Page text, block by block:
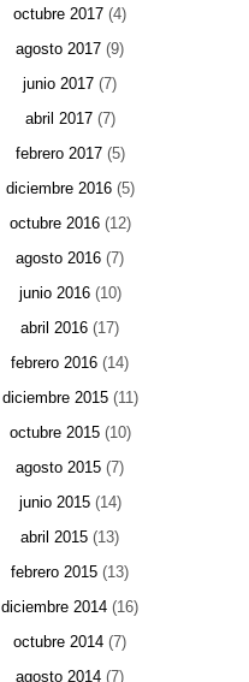
octubre 2017 (4)
agosto 2017 (9)
junio 2017 (7)
abril 2017(7)
febrero 2017(5)
diciembre 2016(5)
octubre 2016(12)
agosto 2016 (7)
junio 2016(10)
abril 2016 (17)
febrero 2016 (14)
diciembre 2015(11)
octubre 2015(10)
agosto 2015 (7)
junio 2015(14)
abril 2015 (13)
febrero 2015 (13)
diciembre 2014 (16)
octubre 2014 (7)
agosto 2014 (7)